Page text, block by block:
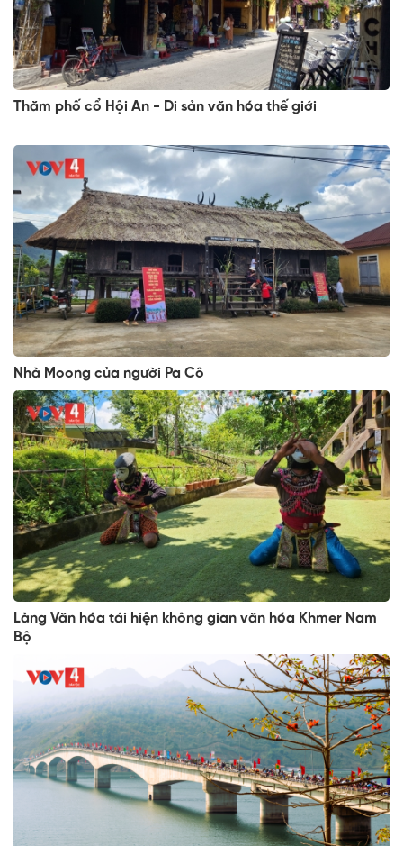
Thăm phố cổ Hội An - Di sản văn hóa thế giới
Nhà Moong của người Pa Cô
Làng Văn hóa tái hiện không gian văn hóa Khmer Nam
Bộ